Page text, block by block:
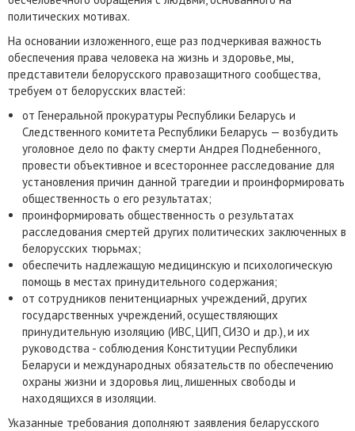
политических мотивах.
На основании изложенного, еще раз подчеркивая важность
обеспечения права человека на жизнь и здоровье, мы,
представители белорусского правозащитного сообщества,
требуем от белорусских властей:
от Генеральной прокуратуры Республики Беларусь и
Следственного комитета Республики Беларусь — возбудить
уголовное дело по факту смерти Андрея Поднебенного,
провести объективное и всестороннее расследование для
установления причин данной трагедии и проинформировать
общественность о его результатах;
проинформировать общественность о результатах
расследования смертей других политических заключенных в
белорусских тюрьмах;
обеспечить надлежащую медицинскую и психологическую
помощь в местах принудительного содержания;
от сотрудников пенитенциарных учреждений, других
государственных учреждений, осуществляющих
принудительную изоляцию (ИВС, ЦИП, СИЗО и др.), и их
руководства - соблюдения Конституции Республики
Беларуси и международных обязательств по обеспечению
охраны жизни и здоровья лиц, лишенных свободы и
находящихся в изоляции.
Указанные требования дополняют заявления беларусского